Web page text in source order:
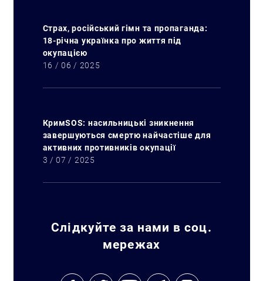
Страх, російський гімн та пропаганда:
18-річна українка про життя під
окупацією
16 / 06 / 2025
КримSOS: насильницькі зникнення
завершуються смертю найчастіше для
активних противників окупації
3 / 07 / 2025
Слідкуйте за нами в соц.
мережах